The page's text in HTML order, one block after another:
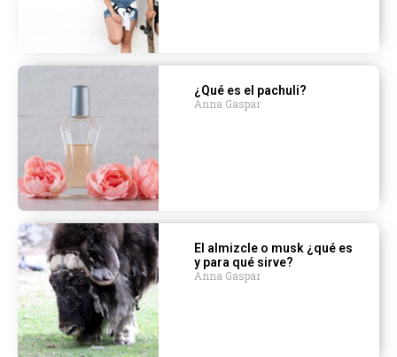
¿Qué es el pachuli?
Anna Gaspar
El almizcle o musk ¿qué es
y para qué sirve?
Anna Gaspar